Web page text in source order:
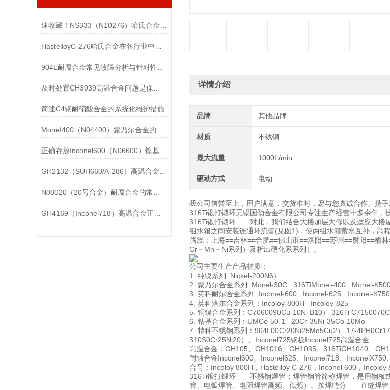
简述C4钢耐硝酸合金的系统化维护措施
正确存放Inconel600（N06600）镍基合金的重要性介绍
详情介绍
品牌 其他品牌
材质 不锈钢
最大流量 1000L/min
驱动方式 电动
我公司信誉至上，用户满意，交货准时，愿与您真诚合作、携手
316Ti锻打锻环无锡国劲合金有限公司专注生产经营十多余年，
316Ti锻打锻环 对此，我们结合大楼加层大修以及适应大楼
组水箱之间安装连通环流管(见图1)，使两组水箱蓄水互补，
路线：上海==吉林==合肥==佛山市==洛阳==苏州==射阳==榆
Cr－Mn－Ni系列）及析出硬化系系列）。
公司主要生产产品材质：
1. 纯镍系列: Nickel-200N6）
2. 蒙乃尔合金系列: Monel-30C 316TiMonel-400 Monel-
3. 英科耐尔合金系列: Inconel-600 Inconel-625 Inconel-X750
4. 英科洛尔合金系列：Incoloy-800H Incoloy-825
5. 铜镍合金系列：C7060090Cu-10Ni B10） 316Ti
6. 钴基合金系列：UMCo-50-1 20Cr-35Ni-35Co-10Mo
7. 特种不锈钢系列：904L00Cr20Ni25Mo5Cu2） 17-
310S0Cr25Ni20）、Inconel725钢板Inconel725高温合金
高温合金：GH105、GH1016、GH1035、316TiGH1040、
耐蚀合金Inconel600、Inconel625、Inconel718、
合号：Incoloy 800H，Hastelloy C-276，Inconel 600，
316Ti锻打锻环 不锈钢焊管：焊管钢管简称焊管，是用钢板
管、电弧焊管、电阻焊管高频、低频）。按焊缝分——直缝焊